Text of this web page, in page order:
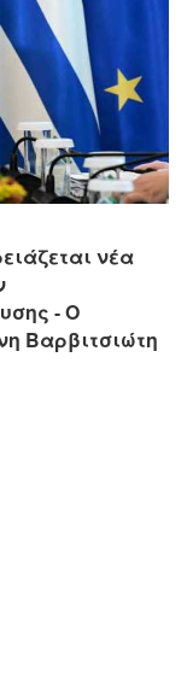
νέα
- Ο
Βαρβιτσιώτη